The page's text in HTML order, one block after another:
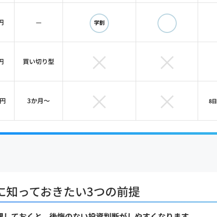
開発中（MVP構築・特許出願準備中）
PRD・事業計画を作成し、
創業融資2,000万円を調達
調査の作業時間を従来比1/3に圧縮
で作業時間70%削減
— ◯
学割 ◯
買い切り型 × ×
3か月〜 × × 8
っておきたい3つの前提